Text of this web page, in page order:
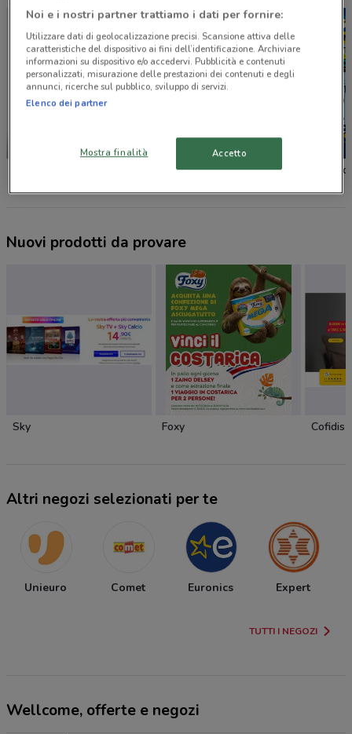
Comet
Nuovi prodotti da provare
Sky Foxy Cofidis
Altri negozi selezionati per te
Unieuro Comet Euronics Expert
TUTTI I NEGOZI
Wellcome, offerte e negozi
Noi e i nostri partner trattiamo i dati per fornire:
Utilizzare dati di geolocalizzazione precisi. Scansione attiva delle
caratteristiche del dispositivo ai fini dell’identificazione. Archiviare
informazioni su dispositivo e/o accedervi. Pubblicità e contenuti
personalizzati, misurazione delle prestazioni dei contenuti e degli
annunci, ricerche sul pubblico, sviluppo di servizi.
Elenco dei partner
Mostra finalità Accetto